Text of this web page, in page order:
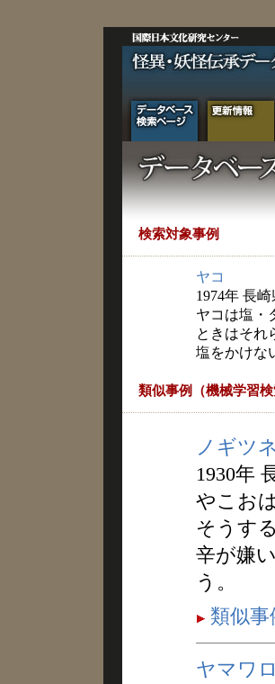
検索対象事例
ヤコ
1974年 長崎
ヤコは塩・
ときはそれ
塩をかけな
類似事例（機械学習検
ノギツネ
1930年
やこお
そうす
辛が嫌
う。
類似事
ヤマワロ